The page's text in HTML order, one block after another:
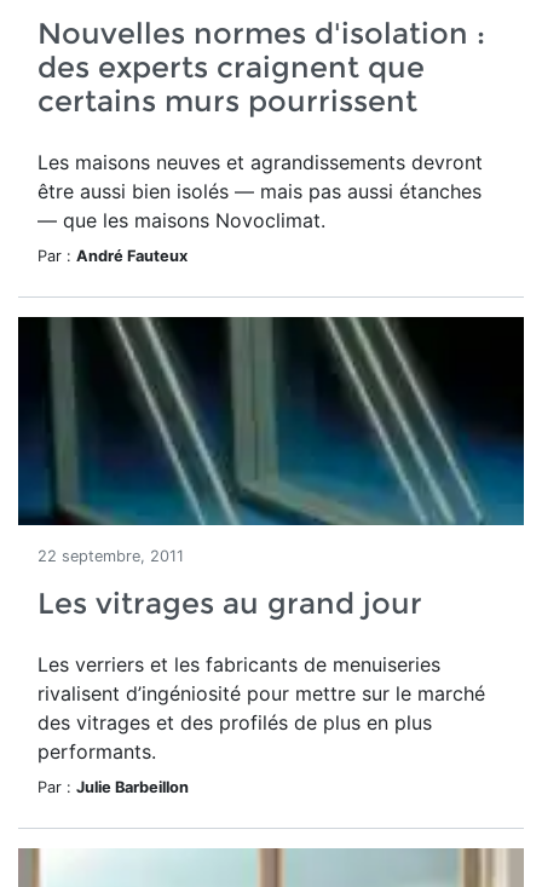
Nouvelles normes d'isolation :
des experts craignent que
certains murs pourrissent
Les maisons neuves et agrandissements devront
être aussi bien isolés — mais pas aussi étanches
— que les maisons Novoclimat.
Par : André Fauteux
22 septembre, 2011
Les vitrages au grand jour
Les verriers et les fabricants de menuiseries
rivalisent d’ingéniosité pour mettre sur le marché
des vitrages et des profilés de plus en plus
performants.
Par : Julie Barbeillon